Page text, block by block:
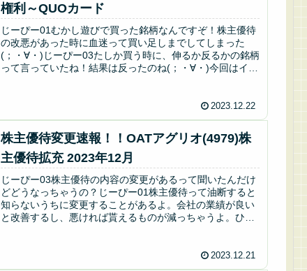
権利～QUOカード
じーぴー01むかし遊びで買った銘柄なんですぞ！株主優待
の改悪があった時に血迷って買い足しまでしてしまった
(；・∀・)じーぴー03たしか買う時に、伸るか反るかの銘柄
って言っていたね！結果は反ったのね(；・∀・)今回はイン
2023.12.22
株主優待変更速報！！OATアグリオ(4979)株
主優待拡充 2023年12月
じーぴー03株主優待の内容の変更があるって聞いたんだけ
どどうなっちゃうの？じーぴー01株主優待って油断すると
知らないうちに変更することがあるよ。会社の業績が良い
と改善するし、悪ければ貰えるものが減っちゃうよ。ひど
2023.12.21